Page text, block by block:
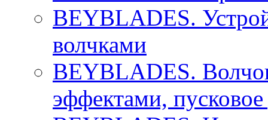
BEYBLADES.
волчками
BEYBLADES.
эффектами,